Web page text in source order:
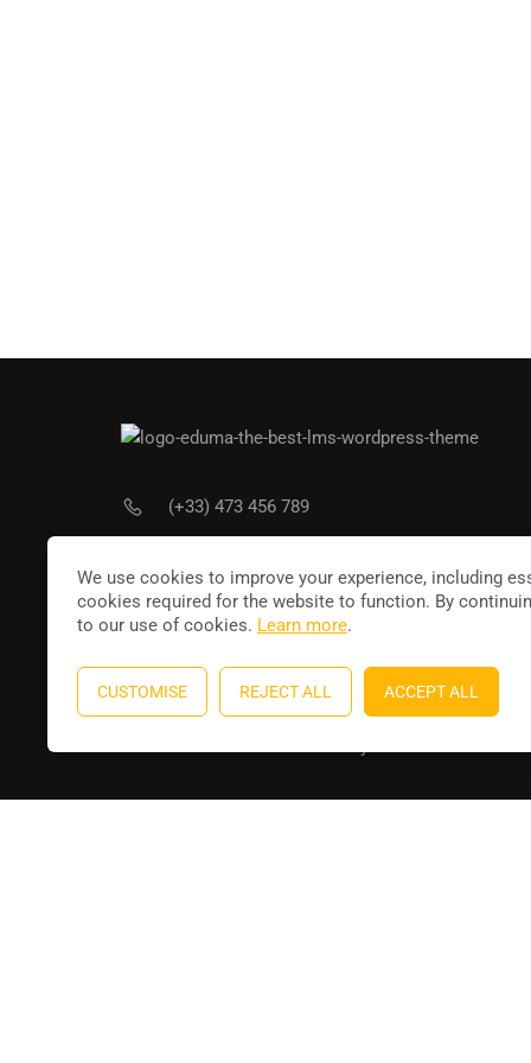
(+33) 473 456 789
We use cookies to improve your experience, including
cookies required for the website to function. By
to our use of cookies. Learn more.
CUSTOMISE REJECT ALL ACCEPT ALL